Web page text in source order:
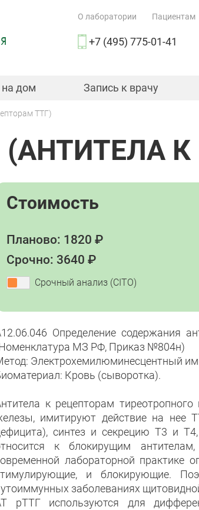
О лаборатории Пациентам
+7 (495) 775-01-41
дом Запись к врачу
ТТГ)
(АНТИТЕЛА
Стоимость
Планово: 1820 ₽
Срочно: 3640 ₽
Срочный анализ (CITO)
Определение содержания
МЗ РФ, Приказ №804н)
Электрохемилюминесцентный
Кровь (сыворотка).
к рецепторам
имитируют действие на нее
синтез и секрецию Т3 и
к блокирущим
лабораторной практике
и блокирующие.
заболеваниях
рТТГ используются для